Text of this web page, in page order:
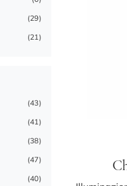
29
21
43
41
38
47
40